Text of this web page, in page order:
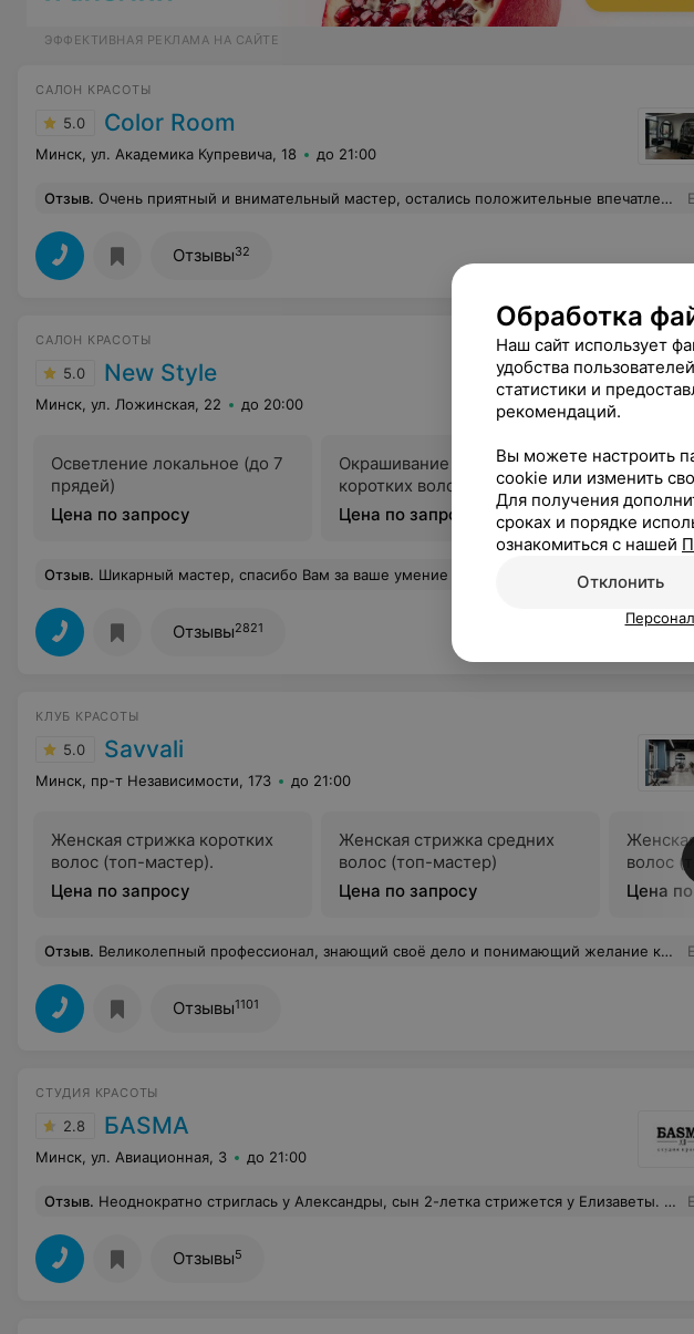
ЭФФЕКТИВНАЯ РЕКЛАМА НА САЙТЕ
САЛОН КРАСОТЫ
5.0 Color Room
Минск, ул. Академика Купревича, 18 до 21:00
Отзыв. Очень приятный и внимательный мастер, остались положительные впечатления от процедуры.
Отзывы32
САЛОН КРАСОТЫ
5.0 New Style
Минск, ул. Ложинская, 22 до 20:00
Осветление локальное (до 7
прядей)
Цена по запросу
Окрашивание в 1 тон
коротких волос
Цена по запросу
длины
Цена
Отзыв. Шикарный мастер, спасибо Вам за ваше умение и мастерство Еще
Отзывы2821
КЛУБ КРАСОТЫ
5.0 Savvali
Минск, пр-т Независимости, 173 до 21:00
Женская стрижка коротких
волос (топ-мастер).
Цена по запросу
Женская стрижка средних
волос (топ-мастер)
Цена по запросу
волос
Цена по
Отзыв. Великолепный профессионал, знающий своё дело и понимающий желание клиента.
Отзывы1101
СТУДИЯ КРАСОТЫ
2.8 БАSМА
Минск, ул. Авиационная, 3 до 21:00
Отзыв. Неоднократно стриглась у Александры, сын 2-летка стрижется у Елизаветы. Девочки просто прирождённые мастера с золотыми ручками-всегда качественно и потрясающе! Однозначно рекомендую!
Отзывы5
Обработка
Наш сайт использует
удобства
статистики и
рекомендаций.
Вы можете настроить
cookie или изменить
Для получения
сроках и порядке
ознакомиться с нашей
Отклонить